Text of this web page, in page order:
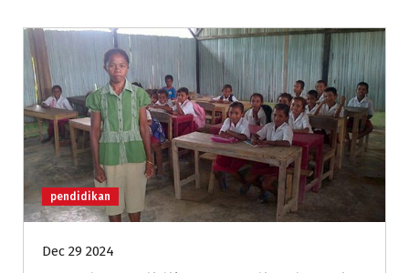
pendidikan
Dec 29 2024